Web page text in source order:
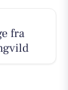
fra